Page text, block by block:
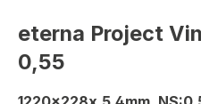
eterna Project
0,55